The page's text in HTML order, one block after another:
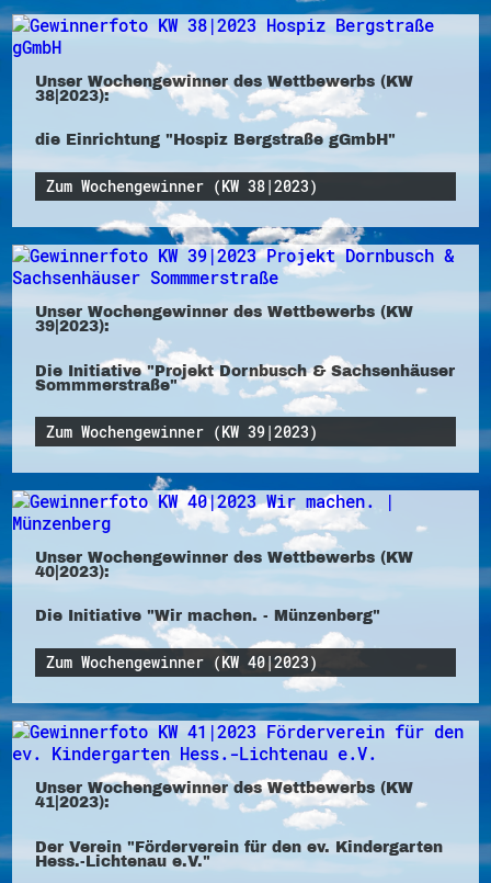
Unser Wochengewinner des Wettbewerbs (KW
38|2023):
die Einrichtung "Hospiz Bergstraße gGmbH"
Zum Wochengewinner (KW 38|2023)
Unser Wochengewinner des Wettbewerbs (KW
39|2023):
Die Initiative "Projekt Dornbusch & Sachsenhäuser
Sommmerstraße"
Zum Wochengewinner (KW 39|2023)
Unser Wochengewinner des Wettbewerbs (KW
40|2023):
Die Initiative "Wir machen. - Münzenberg"
Zum Wochengewinner (KW 40|2023)
Unser Wochengewinner des Wettbewerbs (KW
41|2023):
Der Verein "Förderverein für den ev. Kindergarten
Hess.-Lichtenau e.V."